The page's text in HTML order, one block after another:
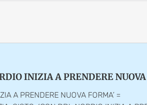
INIZIA A PRENDERE NUOVA
A PRENDERE NUOVA FORMA’ =